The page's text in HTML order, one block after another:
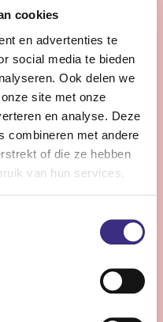
cookies
en advertenties te
social media te bieden
Ook delen we
site met onze
en analyse. Deze
combineren met andere
of die ze hebben
van hun services.
praktijk?
Bekijk vacature
zorg -
tijd
die energie krijgt van
groots weet te